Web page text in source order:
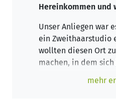
Hereinkommen und
Unser Anliegen war
ein Zweithaarstudio
wollten diesen Ort
machen, in dem
mehr